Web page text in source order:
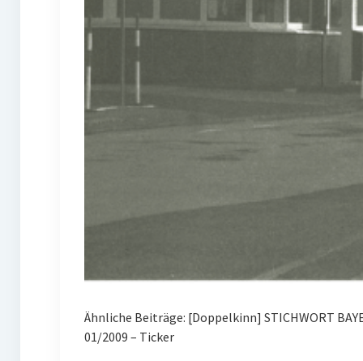
Ähnliche Beiträge: [Doppelkinn] STICHWORT
01/2009 – Ticker